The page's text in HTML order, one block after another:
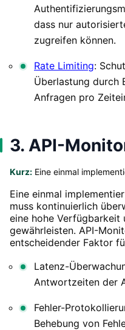
dass nur
zugreifen können.
Rate Limiting:
Überlastung durch
Anfragen pro
3. API-
Kurz: Eine einmal
Eine einmal
muss kontinuierlich
eine hohe Verfügbarkeit
gewährleisten. API-
entscheidender Faktor
Latenz-
Antwortzeiten der
Fehler-
Behebung von